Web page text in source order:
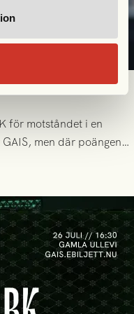
för motståndet i en
men där poängen